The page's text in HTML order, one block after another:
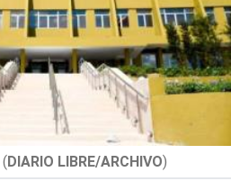
DIARIO LIBRE/ARCHIVO)